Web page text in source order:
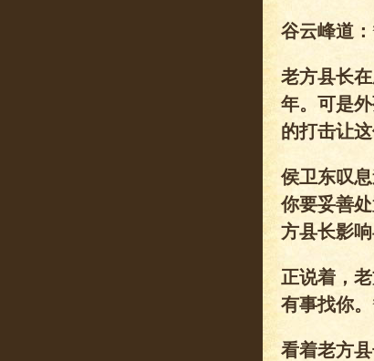
谷云峰道
老方县长
年。可是
的打击让
侯卫东叹
你要妥善
方县长影
正说着，
有事找你。
看着老方